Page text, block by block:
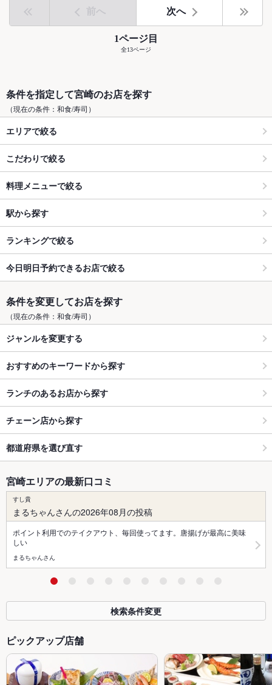
前へ 次へ
1ページ目
全13ページ
条件を指定して宮崎のお店を探す
（現在の条件：和食/寿司）
エリアで絞る
こだわりで絞る
料理メニューで絞る
駅から探す
ランキングで絞る
今日明日予約できるお店で絞る
条件を変更してお店を探す
（現在の条件：和食/寿司）
ジャンルを変更する
おすすめのキーワードから探す
ランチのあるお店から探す
チェーン店から探す
都道府県を選び直す
宮崎エリアの最新口コミ
すし貴
まるちゃんさんの2026年08月の投稿
ポイント利用でのテイクアウト、毎回使ってます。唐揚げが最高に美味
しい
まるちゃんさん
検索条件変更
ピックアップ店舗